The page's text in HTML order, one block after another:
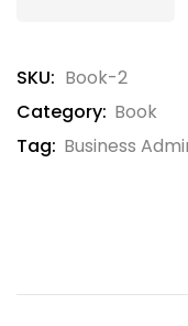
SKU: Book-2
Category: Book
Tag: Business